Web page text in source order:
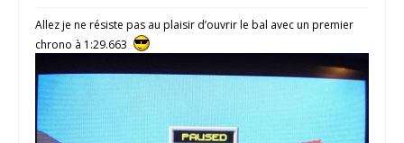
Allez je ne résiste pas au plaisir d’ouvrir le bal avec un premier
chrono à 1:29.663